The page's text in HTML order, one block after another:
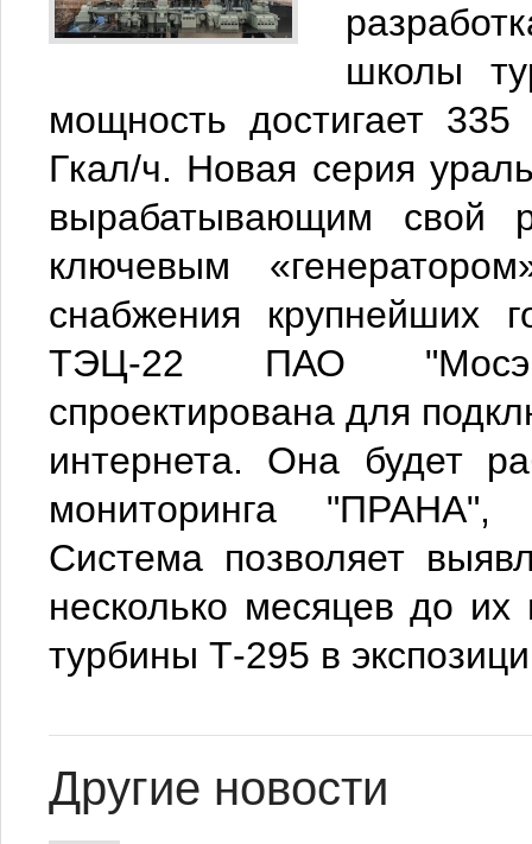
школы
мощность достигает
Гкал/ч. Новая серия
вырабатывающим свой
ключевым
снабжения крупнейших
ТЭЦ-22 ПАО
спроектирована для
интернета. Она будет
мониторинга "ПРАНА",
Система позволяет
несколько месяцев до
турбины Т-295 в
Другие новости